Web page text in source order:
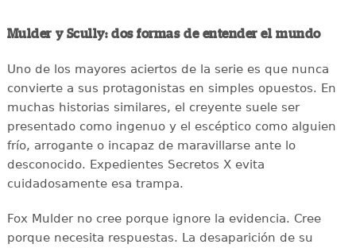
Mulder y Scully: dos formas de entender el mundo
Uno de los mayores aciertos de la serie es que nunca
convierte a sus protagonistas en simples opuestos. En
muchas historias similares, el creyente suele ser
presentado como ingenuo y el escéptico como alguien
frío, arrogante o incapaz de maravillarse ante lo
desconocido. Expedientes Secretos X evita
cuidadosamente esa trampa.
Fox Mulder no cree porque ignore la evidencia. Cree
porque necesita respuestas. La desaparición de su